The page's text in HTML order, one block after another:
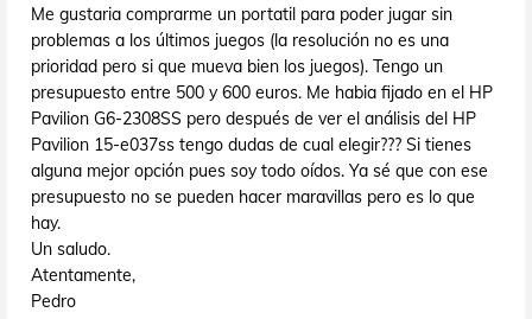
Me gustaria comprarme un portatil para poder jugar sin
problemas a los últimos juegos (la resolución no es una
prioridad pero si que mueva bien los juegos). Tengo un
presupuesto entre 500 y 600 euros. Me habia fijado en el HP
Pavilion G6-2308SS pero después de ver el análisis del HP
Pavilion 15-e037ss tengo dudas de cual elegir??? Si tienes
alguna mejor opción pues soy todo oídos. Ya sé que con ese
presupuesto no se pueden hacer maravillas pero es lo que
hay.
Un saludo.
Atentamente,
Pedro